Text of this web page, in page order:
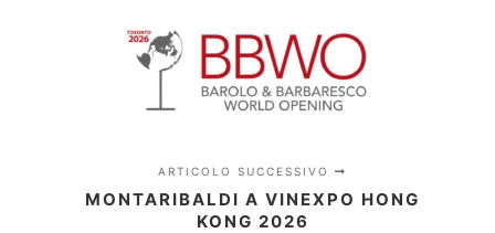
ARTICOLO SUCCESSIVO
MONTARIBALDI A VINEXPO HONG
KONG 2026